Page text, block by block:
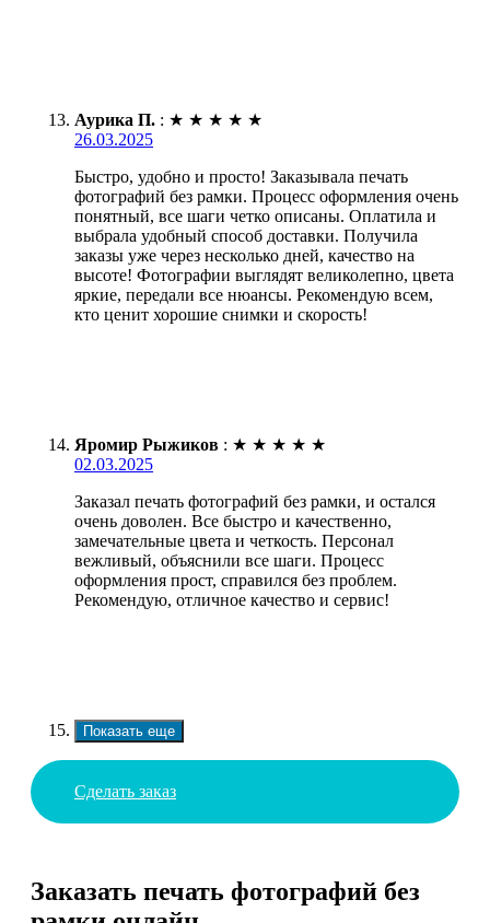
Аурика П. : ★ ★ ★ ★ ★
26.03.2025
Быстро, удобно и просто! Заказывала печать
фотографий без рамки. Процесс оформления очень
понятный, все шаги четко описаны. Оплатила и
выбрала удобный способ доставки. Получила
заказы уже через несколько дней, качество на
высоте! Фотографии выглядят великолепно, цвета
яркие, передали все нюансы. Рекомендую всем,
кто ценит хорошие снимки и скорость!
Яромир Рыжиков : ★ ★ ★ ★ ★
02.03.2025
Заказал печать фотографий без рамки, и остался
очень доволен. Все быстро и качественно,
замечательные цвета и четкость. Персонал
вежливый, объяснили все шаги. Процесс
оформления прост, справился без проблем.
Рекомендую, отличное качество и сервис!
Показать еще
Сделать заказ
Заказать печать фотографий без